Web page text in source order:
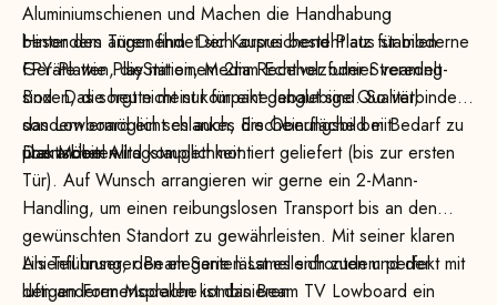
Aluminiumschienen und Machen die Handhabung
besonders angenehm. Der Korpus besteht aus stabilen
FPY-Platten, die mit einem 2mm Echtholzfurnier veredelt
sind. Das sorgt nicht nur für eine langlebige Qualität,
sondern ermöglicht es auch, die Oberfläche bei Bedarf zu
überarbeiten.
Hinter den Türen findet sich ausreichend Platz für moderne
Geräte wie PlayStation, Media Receiver oder Streaming-
Boxen, die heute meist kompakt gebaut sind. So verbindet
das Lowboard ein schlankes Erscheinungsbild mit
praktischer Alltagstauglichkeit.
Das Möbel wird komplett montiert geliefert (bis zur ersten
Tür). Auf Wunsch arrangieren wir gerne ein 2-Mann-
Handling, um einen reibungslosen Transport bis an den
gewünschten Standort zu gewährleisten. Mit seiner klaren
Linienführung, den eleganten Lamellenfronten und der
luftigen Formensprache ist das Beam TV Lowboard ein
Als Teil unserer Beam-Serie lässt es sich zudem perfekt mit
den anderen Modellen kombinieren.